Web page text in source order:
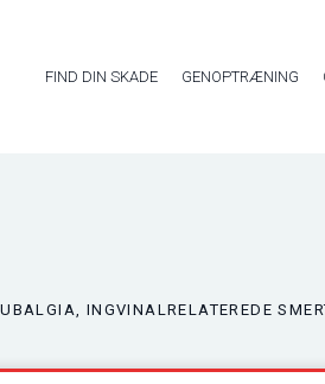
FIND DIN SKADE GENOPTRÆNING
INGVINALRELATEREDE